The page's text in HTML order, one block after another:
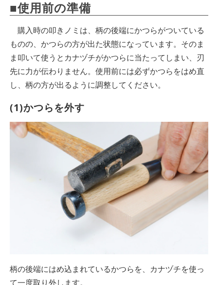
■使用前の準備
購入時の叩きノミは、柄の後端にかつらがついている
ものの、かつらの方が出た状態になっています。そのま
ま叩いて使うとカナヅチがかつらに当たってしまい、刃
先に力が伝わりません。使用前には必ずかつらをはめ直
し、柄の方が出るように調整してください。
(1)かつらを外す
柄の後端にはめ込まれているかつらを、カナヅチを使っ
て一度取り外します。